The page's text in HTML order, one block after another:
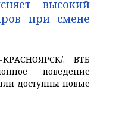
высокий
при смене
. ВТБ
поведение
доступны новые